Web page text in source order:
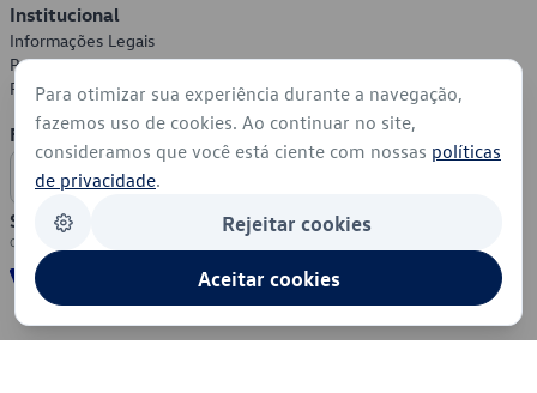
Institucional
Informações Legais
Política de Privacidade
Política de Cookies
Formas de Pagamento
Segurança
Para otimizar sua experiência durante a navegação,
fazemos uso de cookies. Ao continuar no site,
consideramos que você está ciente com nossas políticas
de privacidade.
Rejeitar cookies
Aceitar cookies